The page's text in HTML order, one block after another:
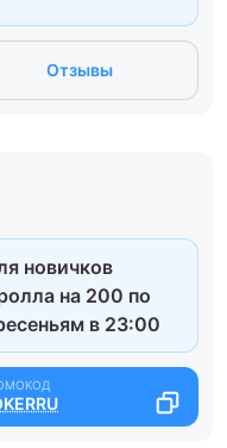
Отзывы
новичков
на 200 по
в 23:00